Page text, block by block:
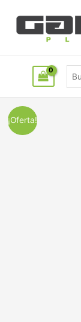
¡Oferta!